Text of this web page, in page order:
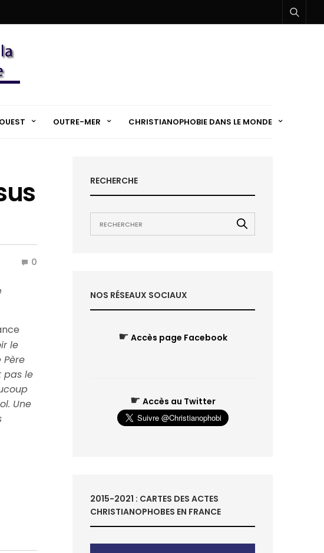
OUTRE-MER CHRISTIANOPHOBIE DANS LE MONDE
0
le
pas le
Une
RECHERCHE
NOS RÉSEAUX SOCIAUX
☛ Accès page Facebook
☛ Accès au Twitter
2015-2021 : CARTES DES ACTES
CHRISTIANOPHOBES EN FRANCE